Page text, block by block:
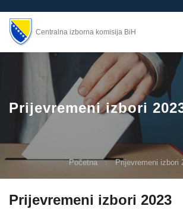
Centralna izborna komisija BiH
Prijevremeni izbori
Početna Prijevremeni izbori
Prijevremeni izbori 2023